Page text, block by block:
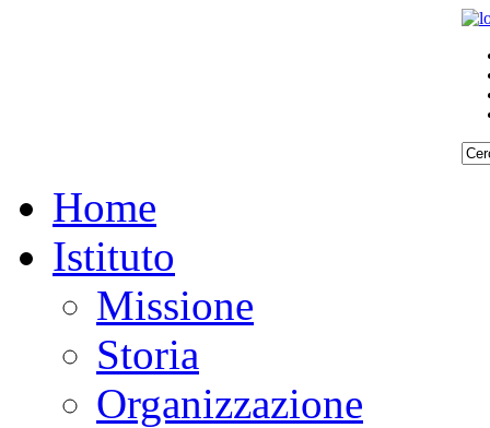
Home
Istituto
Missione
Storia
Organizzazione